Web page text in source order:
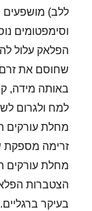
ללב) מושפעים
וסימפטומים
הפלאק עלול
שחוסם את
באותה מידה,
למח ולגרום
מחלת עורקים
זרימה מספקת
מחלת עורקים
הצטברות
בעיקר